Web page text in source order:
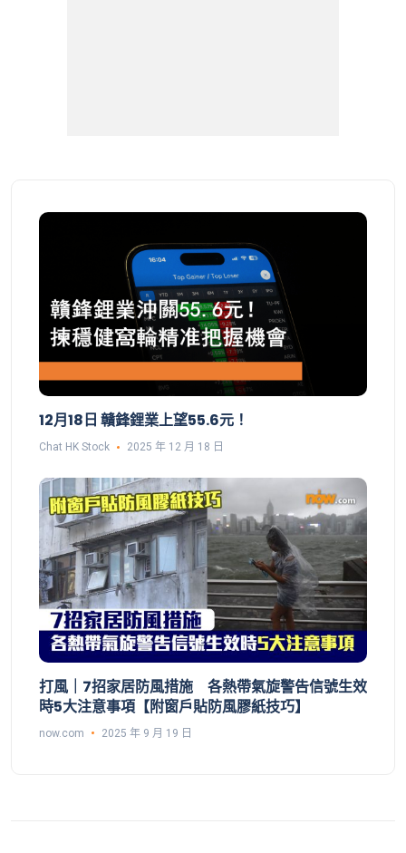
12月18日 贛鋒鋰業上望55.6元！
Chat HK Stock 2025 年 12 月 18 日
打風｜7招家居防風措施 各熱帶氣旋警告信號生效
時5大注意事項【附窗戶貼防風膠紙技巧】
now.com 2025 年 9 月 19 日